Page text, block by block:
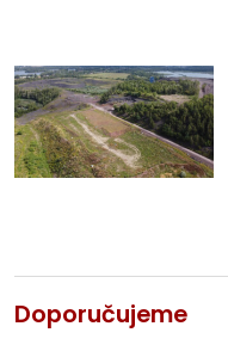
Doporučujeme